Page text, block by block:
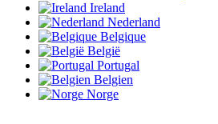
Ireland
Nederland
Belgique
België
Portugal
Belgien
Norge